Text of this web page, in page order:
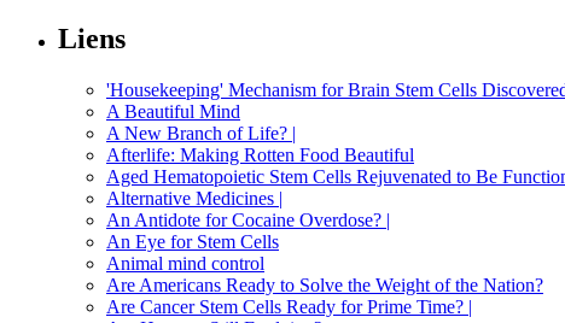
Liens
'Housekeeping' Mechanism for Brain Stem Cells
A Beautiful Mind
A New Branch of Life? |
Afterlife: Making Rotten Food Beautiful
Aged Hematopoietic Stem Cells Rejuvenated to Be
Alternative Medicines |
An Antidote for Cocaine Overdose? |
An Eye for Stem Cells
Animal mind control
Are Americans Ready to Solve the Weight of the Nation?
Are Cancer Stem Cells Ready for Prime Time? |